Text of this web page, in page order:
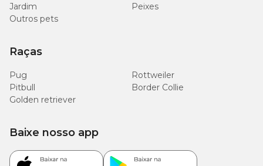
Jardim
Peixes
Outros pets
Raças
Pug
Rottweiler
Pitbull
Border Collie
Golden retriever
Baixe nosso app